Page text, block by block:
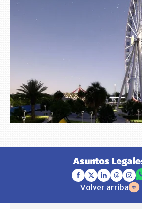
Volver arriba